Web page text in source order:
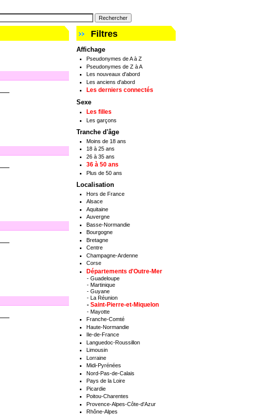
Filtres
Affichage
Pseudonymes de A à Z
Pseudonymes de Z à A
Les nouveaux d'abord
Les anciens d'abord
Les derniers connectés
Sexe
Les filles
Les garçons
Tranche d'âge
Moins de 18 ans
18 à 25 ans
26 à 35 ans
36 à 50 ans
Plus de 50 ans
Localisation
Hors de France
Alsace
Aquitaine
Auvergne
Basse-Normandie
Bourgogne
Bretagne
Centre
Champagne-Ardenne
Corse
Départements d'Outre-Mer
- Guadeloupe
- Martinique
- Guyane
- La Réunion
- Saint-Pierre-et-Miquelon
- Mayotte
Franche-Comté
Haute-Normandie
Ile-de-France
Languedoc-Roussillon
Limousin
Lorraine
Midi-Pyrénées
Nord-Pas-de-Calais
Pays de la Loire
Picardie
Poitou-Charentes
Provence-Alpes-Côte-d'Azur
Rhône-Alpes